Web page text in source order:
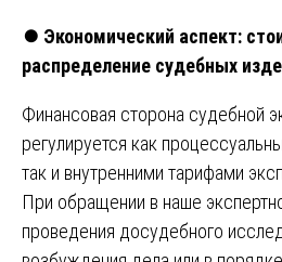
⏺️ Экономический аспект:
распределение судебных
Финансовая сторона судебной
регулируется как
так и внутренними тарифами
При обращении в наше
проведения досудебного